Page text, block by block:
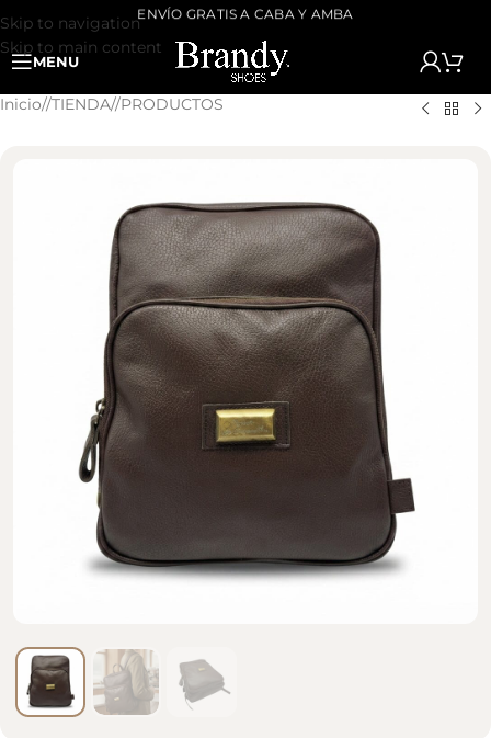
Skip to navigation
Skip to main content
ENVÍO GRATIS A CABA Y AMBA
MENU
Inicio/ TIENDA/ PRODUCTOS